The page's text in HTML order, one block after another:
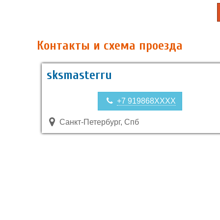
Контакты и схема проезда
sksmasterru
+7 919868XXXX
Санкт-Петербург, Спб